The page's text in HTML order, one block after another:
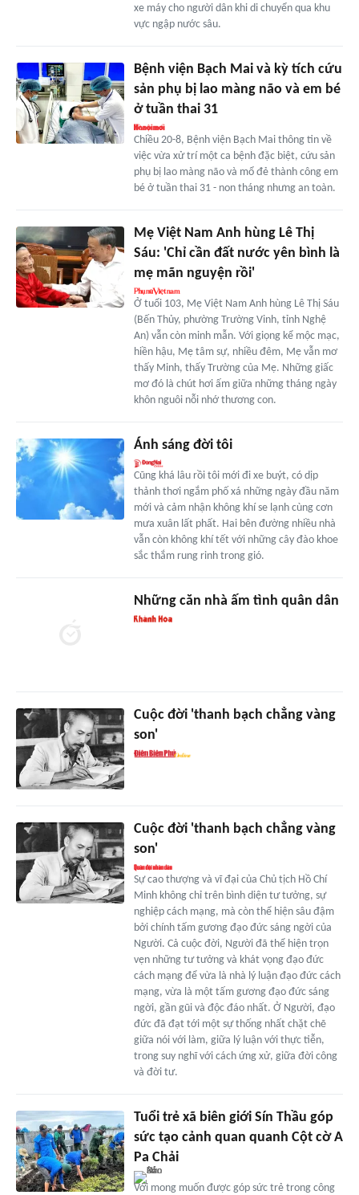
xe máy cho người dân khi di chuyển qua khu
vực ngập nước sâu.
Bệnh viện Bạch Mai và kỳ tích cứu
sản phụ bị lao màng não và em bé
ở tuần thai 31
Chiều 20-8, Bệnh viện Bạch Mai thông tin về
việc vừa xử trí một ca bệnh đặc biệt, cứu sản
phụ bị lao màng não và mổ đẻ thành công em
bé ở tuần thai 31 - non tháng nhưng an toàn.
Mẹ Việt Nam Anh hùng Lê Thị
Sáu: 'Chỉ cần đất nước yên bình là
mẹ mãn nguyện rồi'
Ở tuổi 103, Mẹ Việt Nam Anh hùng Lê Thị Sáu
(Bến Thủy, phường Trường Vinh, tỉnh Nghệ
An) vẫn còn minh mẫn. Với giọng kể mộc mạc,
hiền hậu, Mẹ tâm sự, nhiều đêm, Mẹ vẫn mơ
thấy Minh, thấy Trường của Mẹ. Những giấc
mơ đó là chút hơi ấm giữa những tháng ngày
khôn nguôi nỗi nhớ thương con.
Ánh sáng đời tôi
Cũng khá lâu rồi tôi mới đi xe buýt, có dịp
thảnh thơi ngắm phố xá những ngày đầu năm
mới và cảm nhận không khí se lạnh cùng cơn
mưa xuân lất phất. Hai bên đường nhiều nhà
vẫn còn không khí tết với những cây đào khoe
sắc thắm rung rinh trong gió.
Những căn nhà ấm tình quân dân
Cuộc đời 'thanh bạch chẳng vàng
son'
Cuộc đời 'thanh bạch chẳng vàng
son'
Sự cao thượng và vĩ đại của Chủ tịch Hồ Chí
Minh không chỉ trên bình diện tư tưởng, sự
nghiệp cách mạng, mà còn thể hiện sâu đậm
bởi chính tấm gương đạo đức sáng ngời của
Người. Cả cuộc đời, Người đã thể hiện trọn
vẹn những tư tưởng và khát vọng đạo đức
cách mạng để vừa là nhà lý luận đạo đức cách
mạng, vừa là một tấm gương đạo đức sáng
ngời, gần gũi và độc đáo nhất. Ở Người, đạo
đức đã đạt tới một sự thống nhất chặt chẽ
giữa nói với làm, giữa lý luận với thực tiễn,
trong suy nghĩ với cách ứng xử, giữa đời công
và đời tư.
Tuổi trẻ xã biên giới Sín Thầu góp
sức tạo cảnh quan quanh Cột cờ A
Pa Chải
Với mong muốn được góp sức trẻ trong công